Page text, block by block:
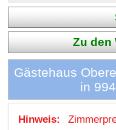
Zu den
Gästehaus
in
Hinweis: